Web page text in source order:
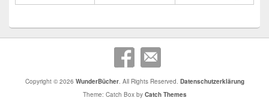
Copyright © 2026 WunderBücher. All Rights Reserved. Datenschutzerklärung
Theme: Catch Box by Catch Themes